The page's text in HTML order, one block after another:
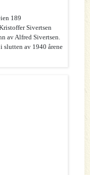
189
Sivertsen
av Alfred Sivertsen.
slutten av 1940 årene